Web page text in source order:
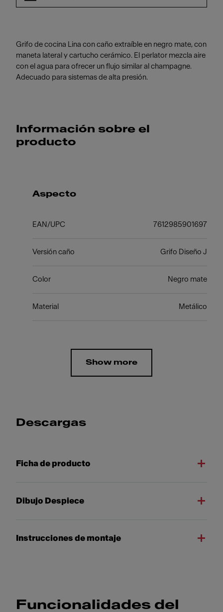
Grifo de cocina Lina con caño extraíble en negro mate, con
maneta lateral y cartucho cerámico. El perlator mezcla aire
con el agua para ofrecer un flujo similar al champagne.
Adecuado para sistemas de alta presión.
Información sobre el
producto
Aspecto
EAN/UPC 7612985901697
Versión caño Grifo Diseño J
Color Negro mate
Material Metálico
Show more
Descargas
Ficha de producto
Dibujo Despiece
Instrucciones de montaje
Funcionalidades del